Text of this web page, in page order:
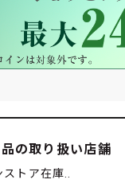
の取り扱い店舗
ストア在庫..